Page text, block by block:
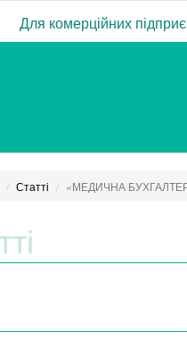
Для комерційних
Статті «МЕДИЧНА